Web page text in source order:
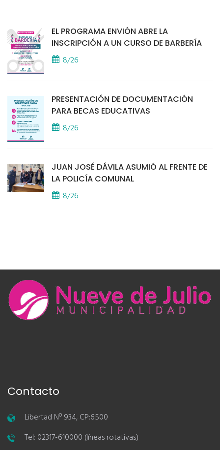
EL PROGRAMA ENVIÓN ABRE LA
INSCRIPCIÓN A UN CURSO DE BARBERÍA
8/26
PRESENTACIÓN DE DOCUMENTACIÓN
PARA BECAS EDUCATIVAS
8/26
JUAN JOSÉ DÁVILA ASUMIÓ AL FRENTE DE
LA POLICÍA COMUNAL
8/26
Contacto
Libertad Nº 934, CP:6500
Tel: 02317-610000 (líneas rotativas)